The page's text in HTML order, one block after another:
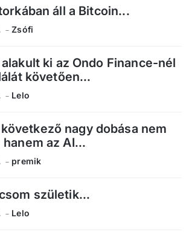
áll a Bitcoin...
Zsófi
ki az Ondo Finance-nél
követően...
Lelo
nagy dobása nem
az AI...
premik
születik...
Lelo